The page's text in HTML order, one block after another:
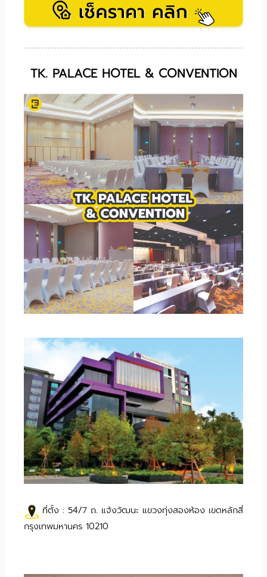
TK. PALACE HOTEL & CONVENTION
ที่ตั้ง : 54/7 ถ. แจ้งวัฒนะ แขวงทุ่งสองห้อง เขตหลักสี่
กรุงเทพมหานคร 10210